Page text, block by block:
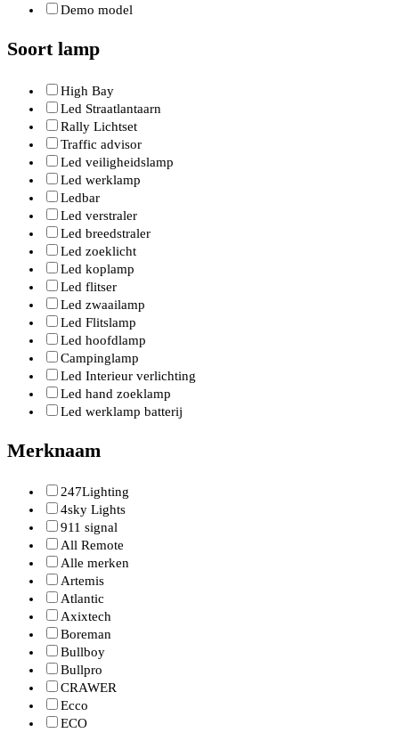
Demo model
Soort lamp
High Bay
Led Straatlantaarn
Rally Lichtset
Traffic advisor
Led veiligheidslamp
Led werklamp
Ledbar
Led verstraler
Led breedstraler
Led zoeklicht
Led koplamp
Led flitser
Led zwaailamp
Led Flitslamp
Led hoofdlamp
Campinglamp
Led Interieur verlichting
Led hand zoeklamp
Led werklamp batterij
Merknaam
247Lighting
4sky Lights
911 signal
All Remote
Alle merken
Artemis
Atlantic
Axixtech
Boreman
Bullboy
Bullpro
CRAWER
Ecco
ECO